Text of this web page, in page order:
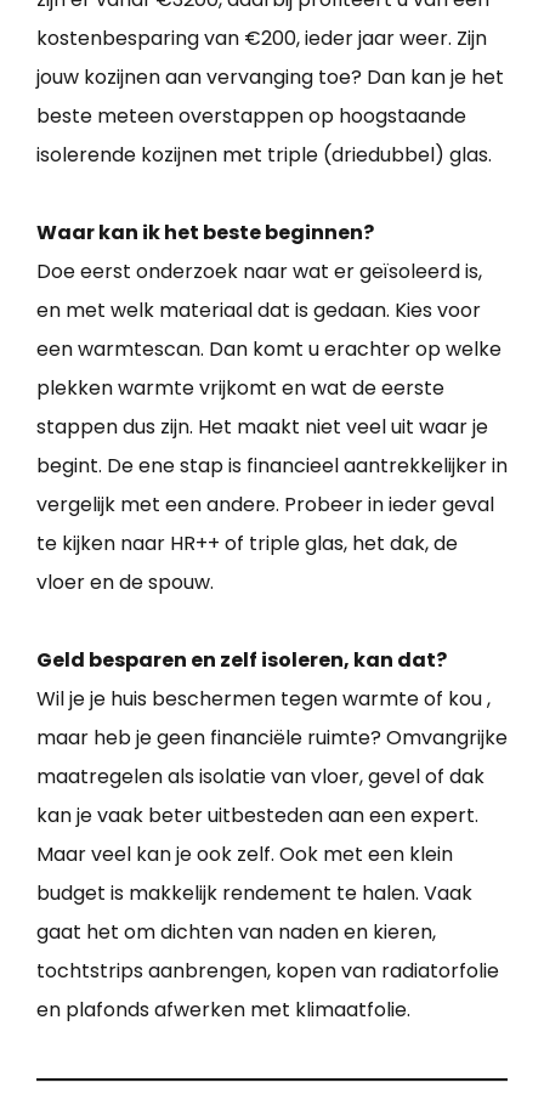
kostenbesparing van €200, ieder jaar weer. Zijn
jouw kozijnen aan vervanging toe? Dan kan je het
beste meteen overstappen op hoogstaande
isolerende kozijnen met triple (driedubbel) glas.
Waar kan ik het beste beginnen?
Doe eerst onderzoek naar wat er geïsoleerd is,
en met welk materiaal dat is gedaan. Kies voor
een warmtescan. Dan komt u erachter op welke
plekken warmte vrijkomt en wat de eerste
stappen dus zijn. Het maakt niet veel uit waar je
begint. De ene stap is financieel aantrekkelijker in
vergelijk met een andere. Probeer in ieder geval
te kijken naar HR++ of triple glas, het dak, de
vloer en de spouw.
Geld besparen en zelf isoleren, kan dat?
Wil je je huis beschermen tegen warmte of kou ,
maar heb je geen financiële ruimte? Omvangrijke
maatregelen als isolatie van vloer, gevel of dak
kan je vaak beter uitbesteden aan een expert.
Maar veel kan je ook zelf. Ook met een klein
budget is makkelijk rendement te halen. Vaak
gaat het om dichten van naden en kieren,
tochtstrips aanbrengen, kopen van radiatorfolie
en plafonds afwerken met klimaatfolie.